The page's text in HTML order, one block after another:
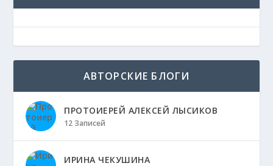
АВТОРСКИЕ БЛОГИ
ПРОТОИЕРЕЙ АЛЕКСЕЙ ЛЫСИКОВ
12 Записей
ИРИНА ЧЕКУШИНА